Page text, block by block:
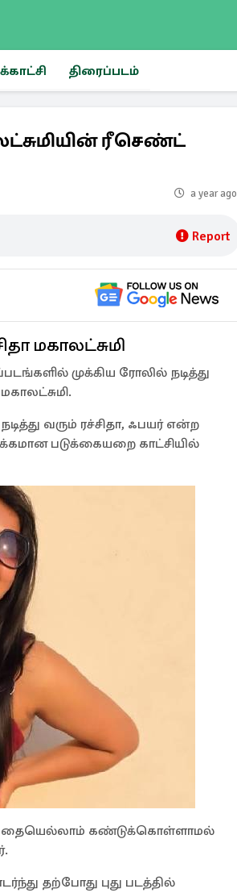
திரைப்படம்
ரீசெண்ட்
a year ago
Report
மகாலட்சுமி
முக்கிய ரோலில் நடித்து
வரும் ரச்சிதா, ஃபயர் என்ற
படுக்கையறை காட்சியில்
அதையெல்லாம் கண்டுக்கொள்ளாமல்
தற்போது புது படத்தில்